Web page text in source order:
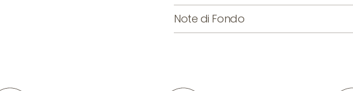
Note di Fondo